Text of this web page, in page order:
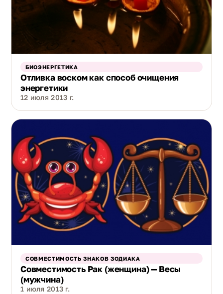
БИОЭНЕРГЕТИКА
Отливка воском как способ очищения
энергетики
12 июля 2013 г.
СОВМЕСТИМОСТЬ ЗНАКОВ ЗОДИАКА
Совместимость Рак (женщина) — Весы
(мужчина)
1 июля 2013 г.